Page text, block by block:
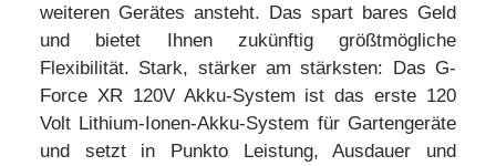
weiteren Gerätes ansteht. Das spart bares Geld
und bietet Ihnen zukünftig größtmögliche
Flexibilität. Stark, stärker am stärksten: Das G-
Force XR 120V Akku-System ist das erste 120
Volt Lithium-Ionen-Akku-System für Gartengeräte
und setzt in Punkto Leistung, Ausdauer und